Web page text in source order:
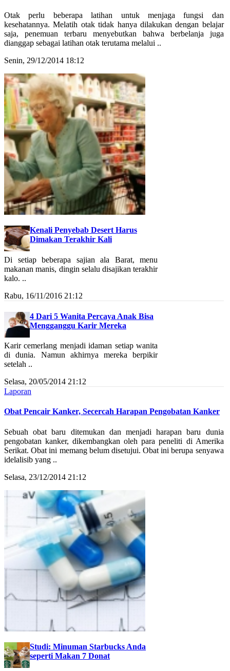
Otak perlu beberapa latihan untuk menjaga fungsi dan
kesehatannya. Melatih otak tidak hanya dilakukan dengan belajar
saja, penemuan terbaru menyebutkan bahwa berbelanja juga
dianggap sebagai latihan otak terutama melalui ..
Senin, 29/12/2014 18:12
Kenali Penyebab Desert Harus
Dimakan Terakhir Kali
Di setiap beberapa sajian ala Barat, menu
makanan manis, dingin selalu disajikan terakhir
kalo. ..
Rabu, 16/11/2016 21:12
4 Dari 5 Wanita Percaya Anak Bisa
Mengganggu Karir Mereka
Karir cemerlang menjadi idaman setiap wanita
di dunia. Namun akhirnya mereka berpikir
setelah ..
Selasa, 20/05/2014 21:12
Laporan
Obat Pencair Kanker, Secercah Harapan Pengobatan Kanker
Sebuah obat baru ditemukan dan menjadi harapan baru dunia
pengobatan kanker, dikembangkan oleh para peneliti di Amerika
Serikat. Obat ini memang belum disetujui. Obat ini berupa senyawa
idelalisib yang ..
Selasa, 23/12/2014 21:12
Studi: Minuman Starbucks Anda
seperti Makan 7 Donat